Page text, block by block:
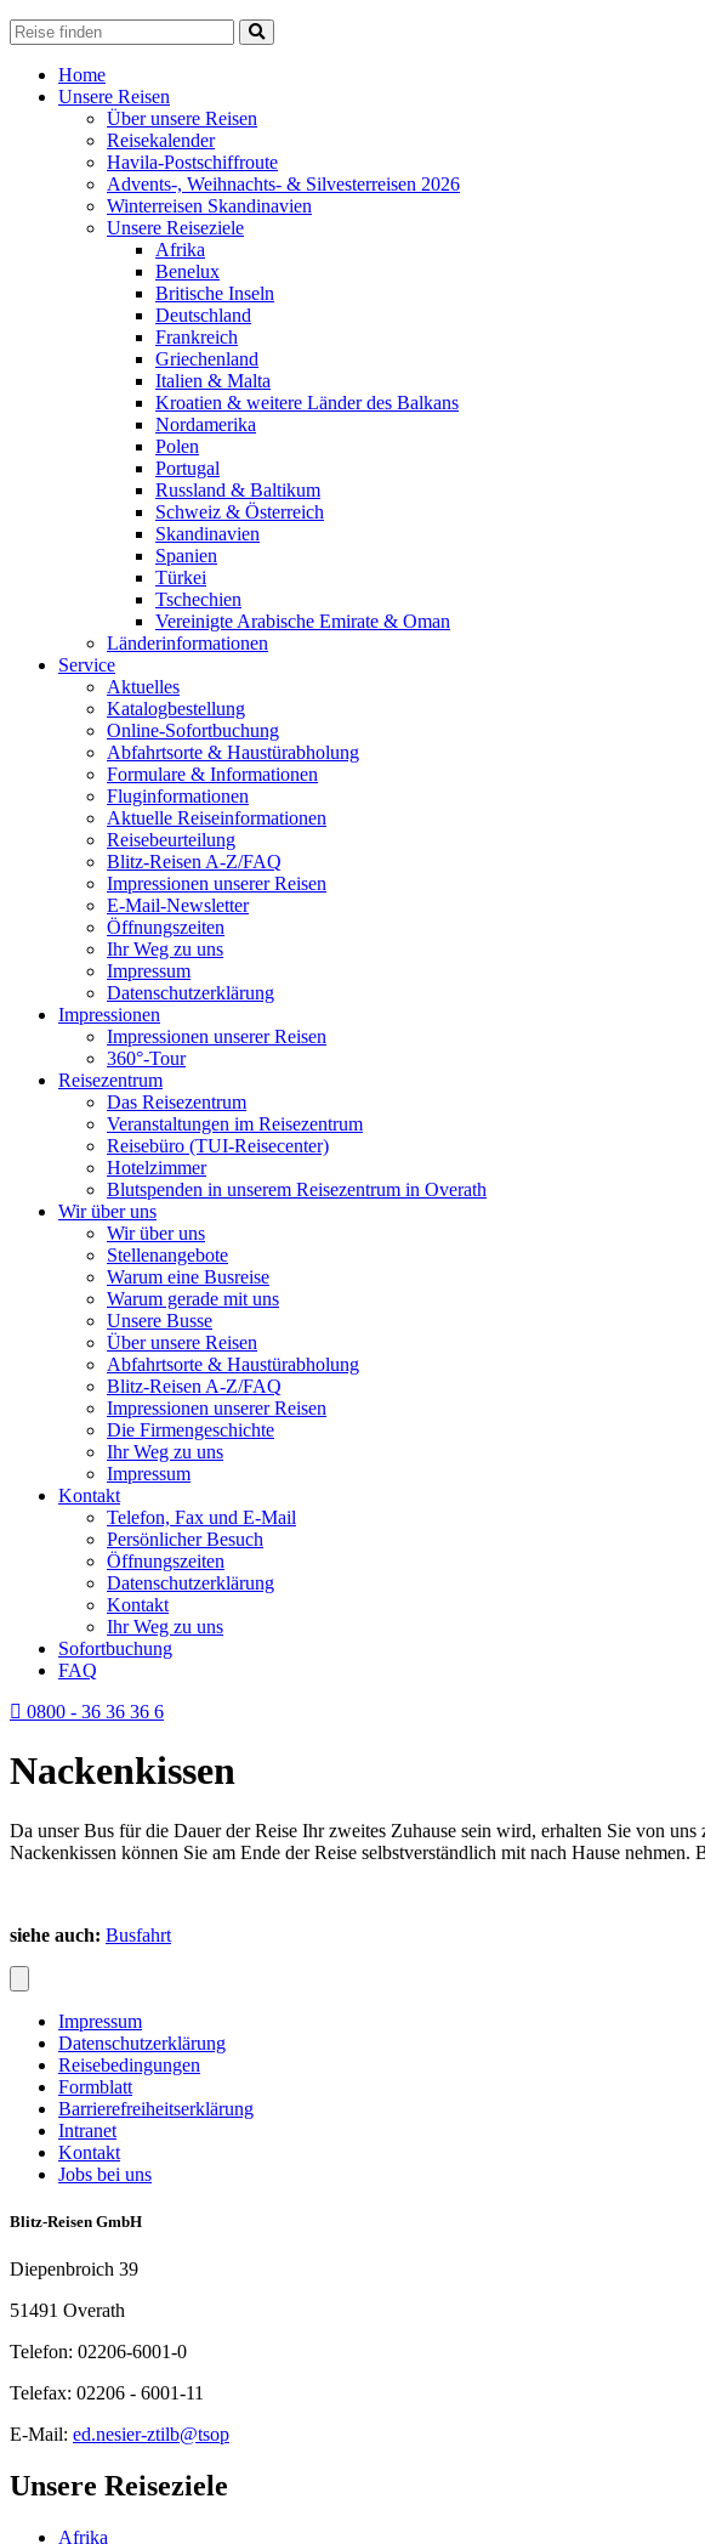
Home
Unsere Reisen
Über unsere Reisen
Reisekalender
Havila-Postschiffroute
Advents-, Weihnachts- & Silvesterreisen 2026
Winterreisen Skandinavien
Unsere Reiseziele
Afrika
Benelux
Britische Inseln
Deutschland
Frankreich
Griechenland
Italien & Malta
Kroatien & weitere Länder des Balkans
Nordamerika
Polen
Portugal
Russland & Baltikum
Schweiz & Österreich
Skandinavien
Spanien
Türkei
Tschechien
Vereinigte Arabische Emirate & Oman
Länderinformationen
Service
Aktuelles
Katalogbestellung
Online-Sofortbuchung
Abfahrtsorte & Haustürabholung
Formulare & Informationen
Fluginformationen
Aktuelle Reiseinformationen
Reisebeurteilung
Blitz-Reisen A-Z/FAQ
Impressionen unserer Reisen
E-Mail-Newsletter
Öffnungszeiten
Ihr Weg zu uns
Impressum
Datenschutzerklärung
Impressionen
Impressionen unserer Reisen
360°-Tour
Reisezentrum
Das Reisezentrum
Veranstaltungen im Reisezentrum
Reisebüro (TUI-Reisecenter)
Hotelzimmer
Blutspenden in unserem Reisezentrum in Overath
Wir über uns
Wir über uns
Stellenangebote
Warum eine Busreise
Warum gerade mit uns
Unsere Busse
Über unsere Reisen
Abfahrtsorte & Haustürabholung
Blitz-Reisen A-Z/FAQ
Impressionen unserer Reisen
Die Firmengeschichte
Ihr Weg zu uns
Impressum
Kontakt
Telefon, Fax und E-Mail
Persönlicher Besuch
Öffnungszeiten
Datenschutzerklärung
Kontakt
Ihr Weg zu uns
Sofortbuchung
FAQ
0800 - 36 36 36 6
Nackenkissen
Da unser Bus für die Dauer der Reise Ihr zweites Zuhause sein wird, erhalten Sie von
Nackenkissen können Sie am Ende der Reise selbstverständlich mit nach Hause
siehe auch: Busfahrt
Impressum
Datenschutzerklärung
Reisebedingungen
Formblatt
Barrierefreiheitserklärung
Intranet
Kontakt
Jobs bei uns
Blitz-Reisen GmbH
Diepenbroich 39
51491 Overath
Telefon: 02206-6001-0
Telefax: 02206 - 6001-11
E-Mail: ed.nesier-ztilb@tsop
Unsere Reiseziele
Afrika